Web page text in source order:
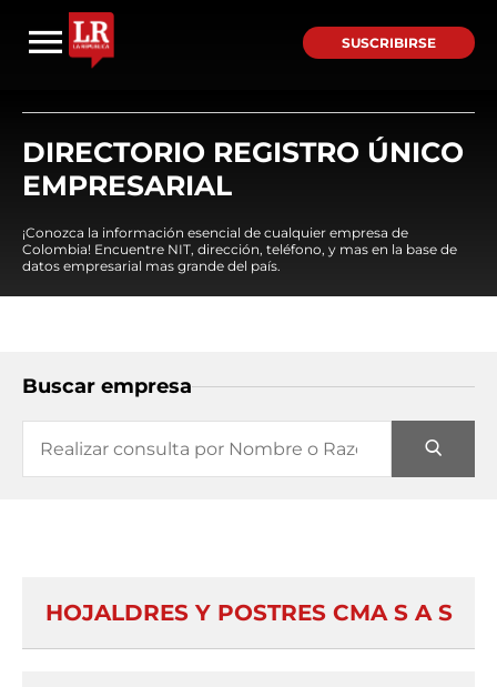
SUSCRIBIRSE
DIRECTORIO REGISTRO ÚNICO
EMPRESARIAL
¡Conozca la información esencial de cualquier empresa de
Colombia! Encuentre NIT, dirección, teléfono, y mas en la base de
datos empresarial mas grande del país.
Buscar empresa
HOJALDRES Y POSTRES CMA S A S